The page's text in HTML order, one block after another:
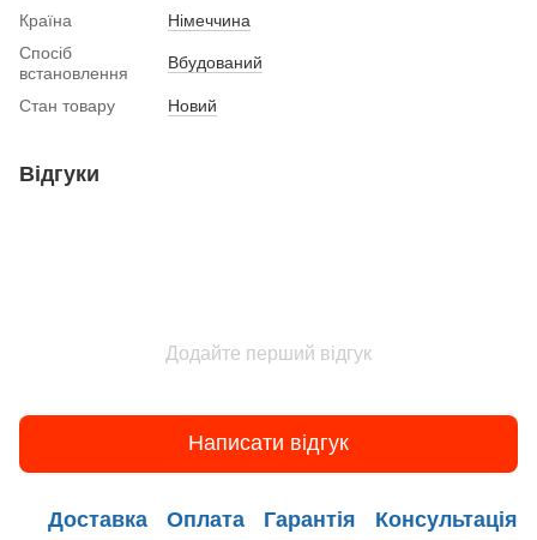
Країна
Німеччина
Спосіб
встановлення
Вбудований
Стан товару Новий
Відгуки
Додайте перший відгук
Написати відгук
Доставка Оплата Гарантія Консультація